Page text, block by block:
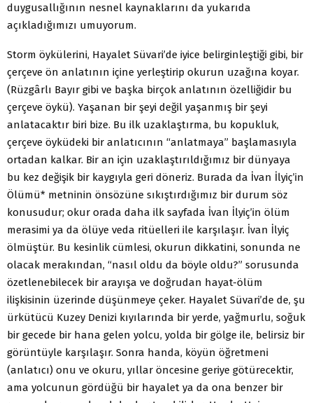
duygusallığının nesnel kaynaklarını da yukarıda
açıkladığımızı umuyorum.
Storm öykülerini, Hayalet Süvari’de iyice belirginleştiği gibi, bir
çerçeve ön anlatının içine yerleştirip okurun uzağına koyar.
(Rüzgârlı Bayır gibi ve başka birçok anlatının özelliğidir bu
çerçeve öykü). Yaşanan bir şeyi değil yaşanmış bir şeyi
anlatacaktır biri bize. Bu ilk uzaklaştırma, bu kopukluk,
çerçeve öyküdeki bir anlatıcının “anlatmaya” başlamasıyla
ortadan kalkar. Bir an için uzaklaştırıldığımız bir dünyaya
bu kez değişik bir kaygıyla geri döneriz. Burada da İvan İlyiç’in
Ölümü* metninin önsözüne sıkıştırdığımız bir durum söz
konusudur; okur orada daha ilk sayfada İvan İlyiç’in ölüm
merasimi ya da ölüye veda ritüelleri ile karşılaşır. İvan İlyiç
ölmüştür. Bu kesinlik cümlesi, okurun dikkatini, sonunda ne
olacak merakından, “nasıl oldu da böyle oldu?” sorusunda
özetlenebilecek bir arayışa ve doğrudan hayat-ölüm
ilişkisinin üzerinde düşünmeye çeker. Hayalet Süvari’de de, şu
ürkütücü Kuzey Denizi kıyılarında bir yerde, yağmurlu, soğuk
bir gecede bir hana gelen yolcu, yolda bir gölge ile, belirsiz bir
görüntüyle karşılaşır. Sonra handa, köyün öğretmeni
(anlatıcı) onu ve okuru, yıllar öncesine geriye götürecektir,
ama yolcunun gördüğü bir hayalet ya da ona benzer bir